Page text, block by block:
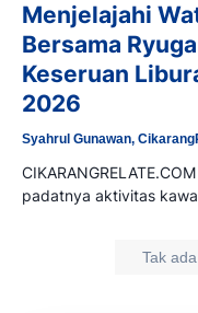
Menjelajahi
Bersama
Keseruan
2026
Syahrul Gunawan,
padatnya aktivitas
Tak